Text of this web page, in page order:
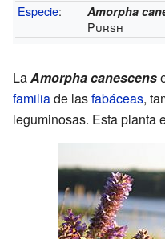
Especie: Amorpha
Pursh
LaAmorpha canescens
familiade lasfabáceas,
leguminosas. Esta planta